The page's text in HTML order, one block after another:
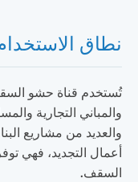
نطاق
تُستخدم قناة حشو
والمباني التجارية
والعديد من مشاريع
أعمال التجديد، فهي
السقف.